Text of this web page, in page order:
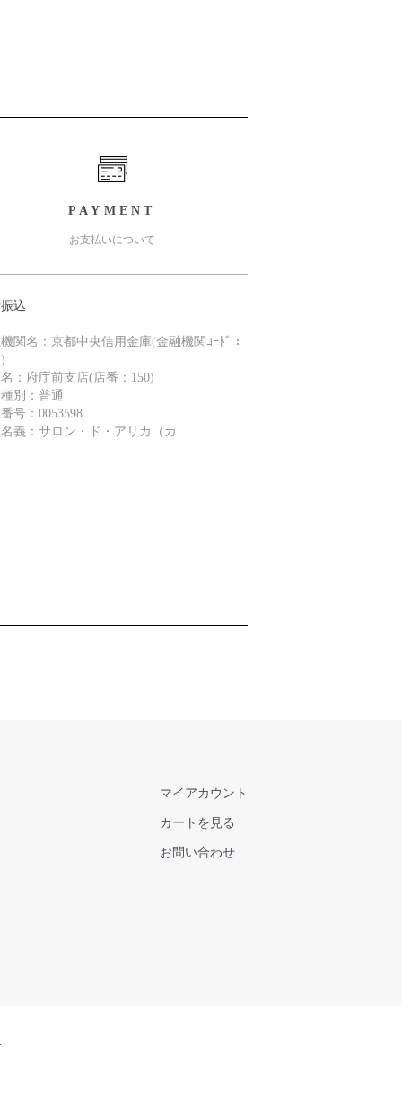
PAYMENT
お支払いについて
込
関名：京都中央信用金庫(金融機関ｺｰﾄﾞ：
：府庁前支店(店番：150)
別：普通
号：0053598
義：サロン・ド・アリカ（カ
マイアカウント
カートを見る
お問い合わせ